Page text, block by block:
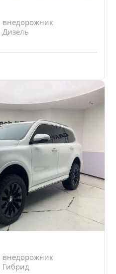
внедорожник
Дизель
внедорожник
Гибрид